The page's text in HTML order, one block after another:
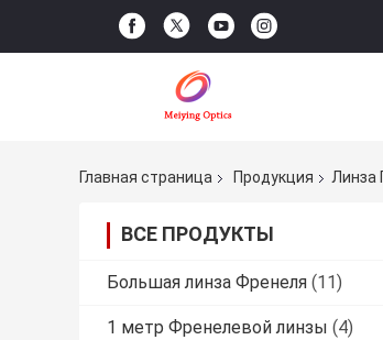
Главная страница
Продукция Линза
ВСЕ ПРОДУКТЫ
Большая линза Френеля (11)
1 метр Френелевой линзы (4)